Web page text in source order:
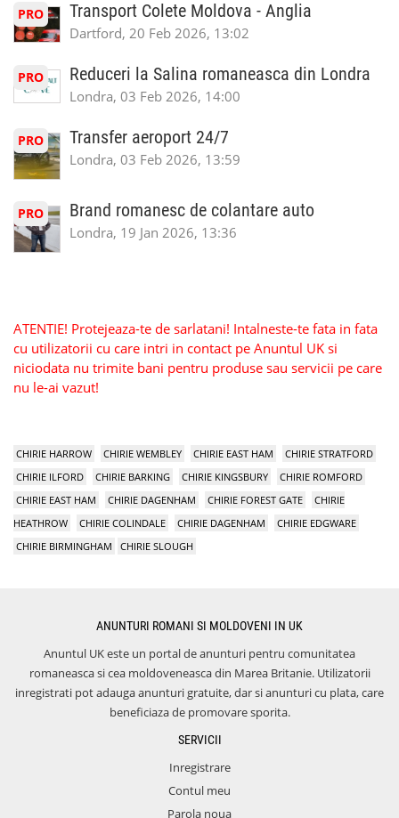
PRO Transport Colete Moldova - Anglia
Dartford, 20 Feb 2026, 13:02
PRO Reduceri la Salina romaneasca din Londra
Londra, 03 Feb 2026, 14:00
PRO Transfer aeroport 24/7
Londra, 03 Feb 2026, 13:59
PRO Brand romanesc de colantare auto
Londra, 19 Jan 2026, 13:36
ATENTIE! Protejeaza-te de sarlatani! Intalneste-te fata in fata
cu utilizatorii cu care intri in contact pe Anuntul UK si
niciodata nu trimite bani pentru produse sau servicii pe care
nu le-ai vazut!
CHIRIE HARROW CHIRIE WEMBLEY CHIRIE EAST HAM
CHIRIE STRATFORD
CHIRIE ILFORD
CHIRIE BARKING CHIRIE KINGSBURY
CHIRIE ROMFORD
CHIRIE EAST HAM
CHIRIE DAGENHAM CHIRIE FOREST GATE
CHIRIE
HEATHROW
CHIRIE COLINDALE CHIRIE DAGENHAM
CHIRIE EDGWARE
CHIRIE BIRMINGHAM
CHIRIE SLOUGH
ANUNTURI ROMANI SI MOLDOVENI IN UK
Anuntul UK este un portal de anunturi pentru comunitatea
romaneasca si cea moldoveneasca din Marea Britanie. Utilizatorii
inregistrati pot adauga anunturi gratuite, dar si anunturi cu plata, care
beneficiaza de promovare sporita.
SERVICII
Inregistrare
Contul meu
Parola noua